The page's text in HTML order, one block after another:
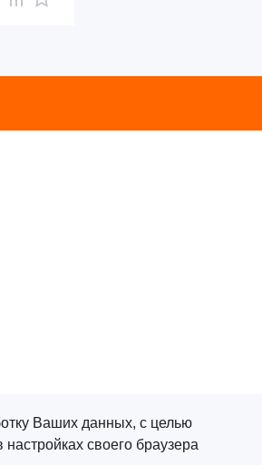
Ваших данных, с целью
своего браузера